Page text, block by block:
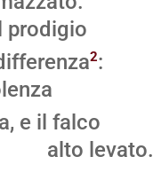
prodigio
2:
e il falco